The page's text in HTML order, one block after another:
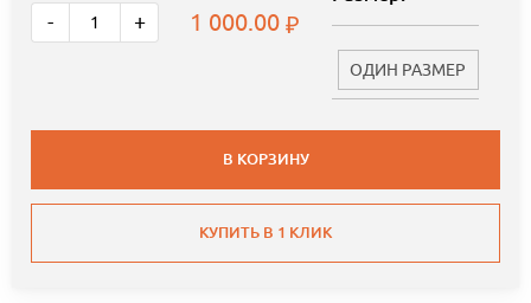
- + 1 000.00
ОДИН РАЗМЕР
В КОРЗИНУ
КУПИТЬ В 1 КЛИК